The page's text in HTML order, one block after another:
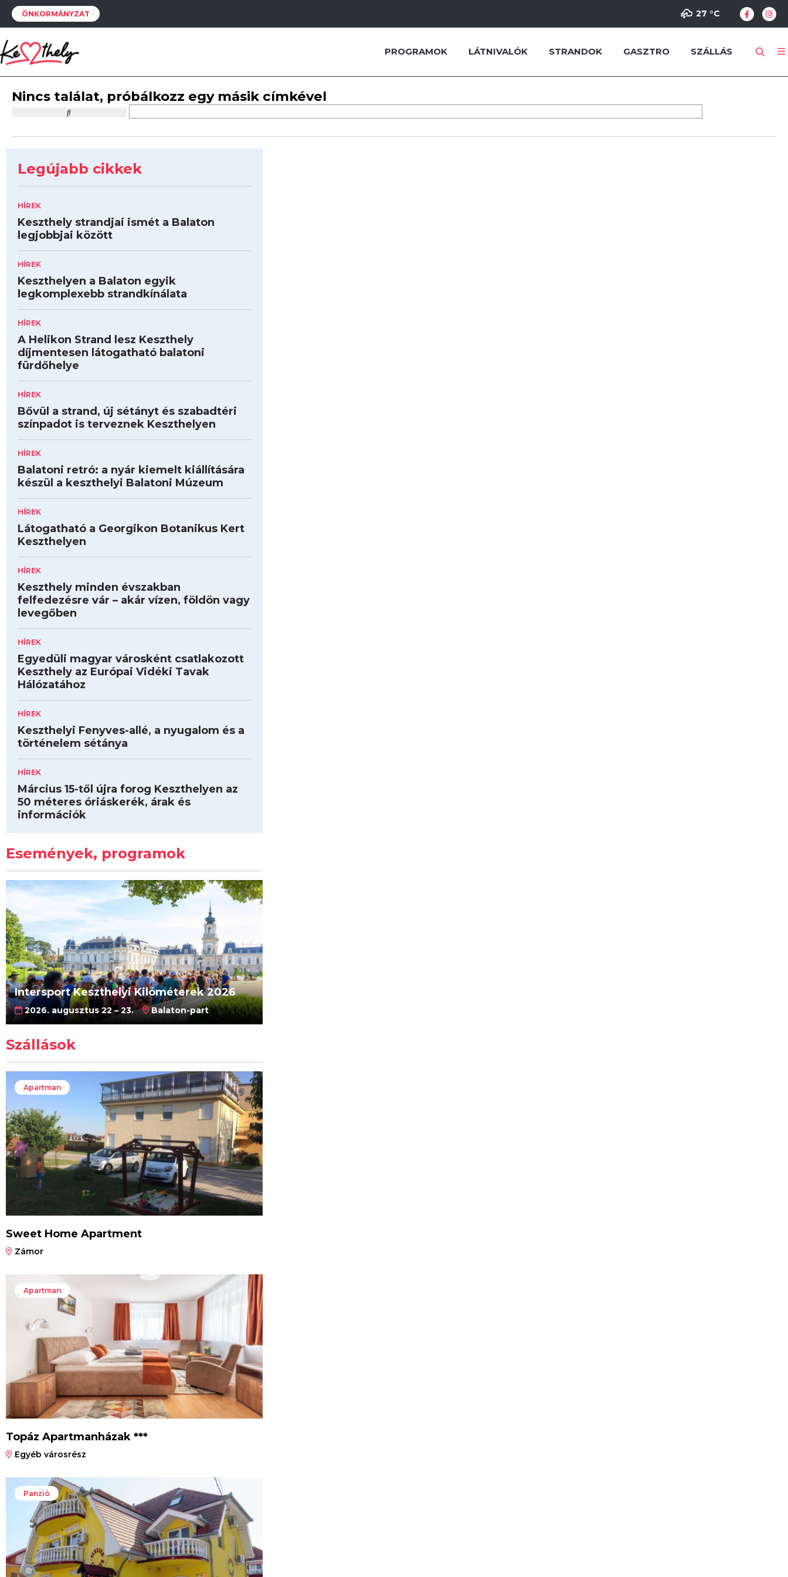
ÖNKORMÁNYZAT 27 °C
PROGRAMOK LÁTNIVALÓK STRANDOK GASZTRO SZÁLLÁS
Nincs találat, próbálkozz egy másik címkével
Legújabb cikkek
HÍREK
Keszthely strandjai ismét a Balaton
legjobbjai között
HÍREK
Keszthelyen a Balaton egyik
legkomplexebb strandkínálata
HÍREK
A Helikon Strand lesz Keszthely
díjmentesen látogatható balatoni
fürdőhelye
HÍREK
Bővül a strand, új sétányt és szabadtéri
színpadot is terveznek Keszthelyen
HÍREK
Balatoni retró: a nyár kiemelt kiállítására
készül a keszthelyi Balatoni Múzeum
HÍREK
Látogatható a Georgikon Botanikus Kert
Keszthelyen
HÍREK
Keszthely minden évszakban
felfedezésre vár – akár vízen, földön vagy
levegőben
HÍREK
Egyedüli magyar városként csatlakozott
Keszthely az Európai Vidéki Tavak
Hálózatához
HÍREK
Keszthelyi Fenyves-allé, a nyugalom és a
történelem sétánya
HÍREK
Március 15-től újra forog Keszthelyen az
50 méteres óriáskerék, árak és
információk
Események, programok
Intersport Keszthelyi Kilóméterek 2026
2026. augusztus 22 – 23. Balaton-part
Szállások
Apartman
Sweet Home Apartment
Zámor
Apartman
Topáz Apartmanházak ***
Egyéb városrész
Panzió